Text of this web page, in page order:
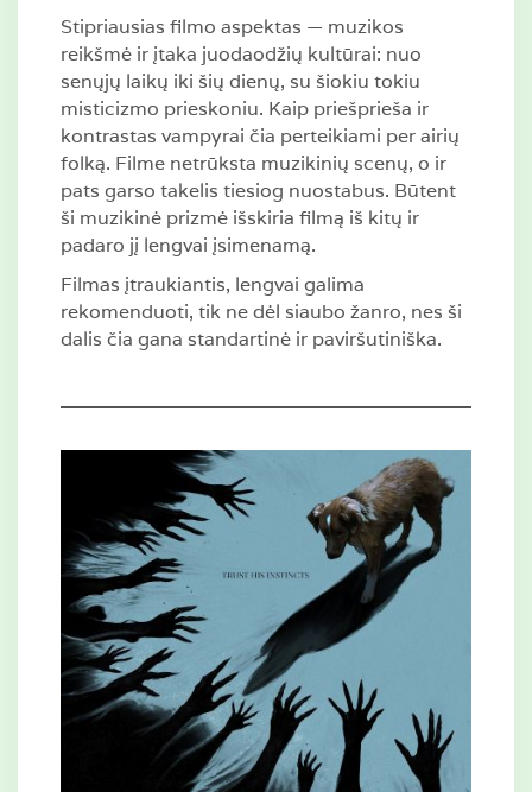
Stipriausias filmo aspektas — muzikos
reikšmė ir įtaka juodaodžių kultūrai: nuo
senųjų laikų iki šių dienų, su šiokiu tokiu
misticizmo prieskoniu. Kaip priešprieša ir
kontrastas vampyrai čia perteikiami per airių
folką. Filme netrūksta muzikinių scenų, o ir
pats garso takelis tiesiog nuostabus. Būtent
ši muzikinė prizmė išskiria filmą iš kitų ir
padaro jį lengvai įsimenamą.
Filmas įtraukiantis, lengvai galima
rekomenduoti, tik ne dėl siaubo žanro, nes ši
dalis čia gana standartinė ir paviršutiniška.